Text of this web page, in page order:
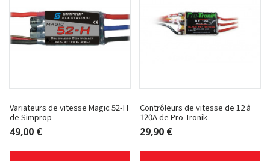
Variateurs de vitesse Magic 52-H
de Simprop
49,00 €
Contrôleurs de vitesse de 12 à
120A de Pro-Tronik
29,90 €